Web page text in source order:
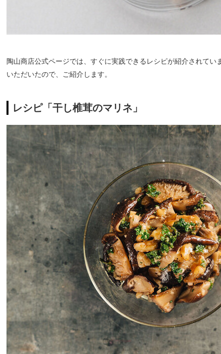
陶山商店公式ページでは、すぐに実践できるレシピが紹介されてい
いただいたので、ご紹介します。
レシピ「干し椎茸のマリネ」